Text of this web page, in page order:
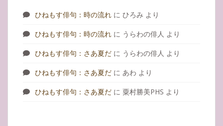
ひねもす俳句：時の流れ に ひろみ より
ひねもす俳句：時の流れ に うらわの俳人 より
ひねもす俳句：さあ夏だ に うらわの俳人 より
ひねもす俳句：さあ夏だ に あわ より
ひねもす俳句：さあ夏だ に 粟村勝美PHS より